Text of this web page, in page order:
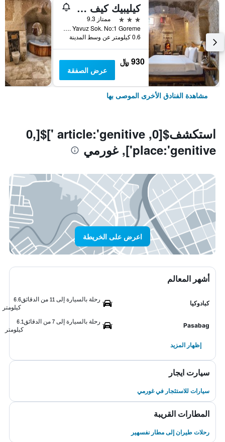
كيليبيك كيف هوتل
3 نجوم
ممتاز 9.3
Aydinli Mah. Yavuz Sok. No:1 Goreme, غورمي, تركيا
0.6 كيلومتر عن وسط المدينة
930 ﷼
عرض الصفقة
مشاهدة الفنادق الأخرى الموصى بها
استكشف$[0, article:'genitive ']$[0,
place:'genitive'], غورمي
اعرض على الخريطة
أشهر المعالم
كبادوكيا
رحلة بالسيارة إلى 11 من الدقائق
6.6
كيلومتر
Pasabag
رحلة بالسيارة إلى 7 من الدقائق
6.1
كيلومتر
إظهار المزيد
سيارت ايجار
سيارات للاستئجار في غورمي
المطارات القريبة
رحلات طيران إلى مطار نفسهير